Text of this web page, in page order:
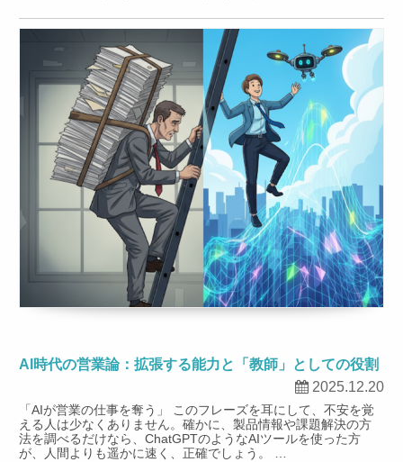
AI時代の営業論：拡張する能力と「教師」としての役割
2025.12.20
「AIが営業の仕事を奪う」 このフレーズを耳にして、不安を覚
える人は少なくありません。確かに、製品情報や課題解決の方
法を調べるだけなら、ChatGPTのようなAIツールを使った方
が、人間よりも遥かに速く、正確でしょう。 …